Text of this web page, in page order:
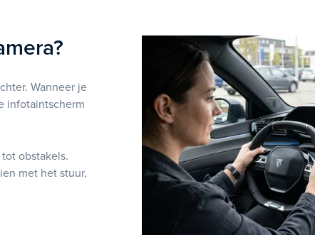
Wanneer je
infotaintscherm
obstakels.
met het stuur,